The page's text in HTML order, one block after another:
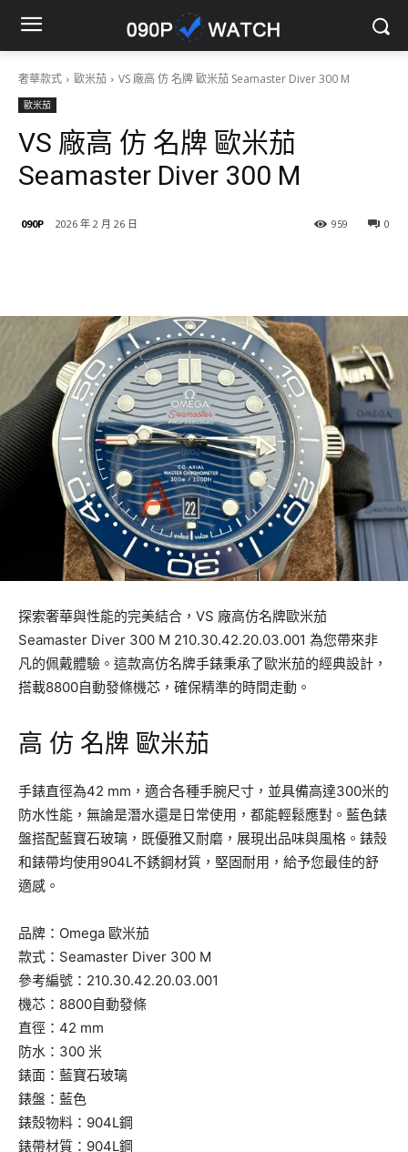
奢華款式 歐米茄 VS 廠高 仿 名牌 歐米茄 Seamaster Diver 300 M
歐米茄
VS 廠高 仿 名牌 歐米茄
Seamaster Diver 300 M
090P 2026 年 2 月 26 日 0
959
探索奢華與性能的完美結合，VS 廠高仿名牌歐米茄
Seamaster Diver 300 M 210.30.42.20.03.001 為您帶來非
凡的佩戴體驗。這款高仿名牌手錶秉承了歐米茄的經典設計，
搭載8800自動發條機芯，確保精準的時間走動。
高 仿 名牌 歐米茄
手錶直徑為42 mm，適合各種手腕尺寸，並具備高達300米的
防水性能，無論是潛水還是日常使用，都能輕鬆應對。藍色錶
盤搭配藍寶石玻璃，既優雅又耐磨，展現出品味與風格。錶殼
和錶帶均使用904L不銹鋼材質，堅固耐用，給予您最佳的舒
適感。
品牌：Omega 歐米茄
款式：Seamaster Diver 300 M
參考編號：210.30.42.20.03.001
機芯：8800自動發條
直徑：42 mm
防水：300 米
錶面：藍寶石玻璃
錶盤：藍色
錶殼物料：904L鋼
錶帶材質：904L鋼